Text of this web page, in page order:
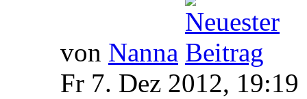
von Nanna
Fr 7. Dez 2012, 19:19